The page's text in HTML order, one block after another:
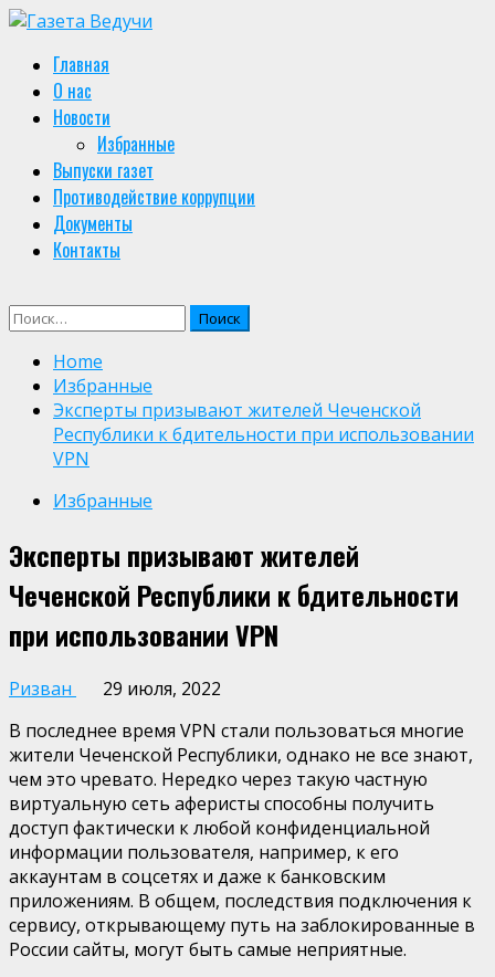
Skip
content
Primary
Menu
Главная
О нас
Новости
Избранные
Выпуски газет
Противодействие коррупции
Документы
Контакты
Найти:
Home
Избранные
Эксперты призывают жителей Чеченской
Республики к бдительности при использовании
VPN
Избранные
Эксперты призывают жителей
Чеченской Республики к бдительности
при использовании VPN
Ризван
29 июля, 2022
В последнее время VPN стали пользоваться многие
жители Чеченской Республики, однако не все знают,
чем это чревато. Нередко через такую частную
виртуальную сеть аферисты способны получить
доступ фактически к любой конфиденциальной
информации пользователя, например, к его
аккаунтам в соцсетях и даже к банковским
приложениям. В общем, последствия подключения к
сервису, открывающему путь на заблокированные в
России сайты, могут быть самые неприятные.